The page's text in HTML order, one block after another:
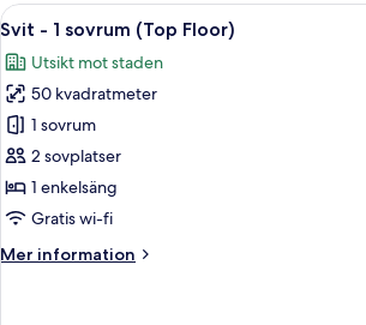
utsikt
mot
staden
2
-
rökare
utsikt
mot
staden
Öppna
alla
foton
för
Svit
-
1
sovrum
Floor)
Ett
22
Svit - 1 sovrum (Top Floor)
Utsikt mot staden
50 kvadratmeter
1 sovrum
2 sovplatser
1 enkelsäng
Gratis wi-fi
Mer information
Mer